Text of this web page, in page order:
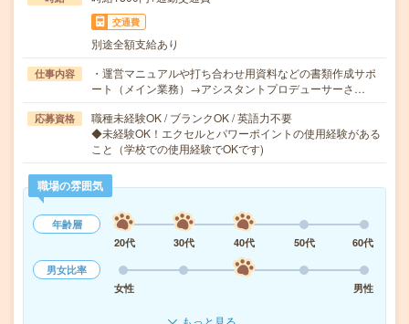
交通費
別途全額支給あり
仕事内容
・運営マニュアルや打ち合わせ用資料などの書類作成サポ
ート（メイン業務）→アシスタントプロデューサーさ…
応募資格
職種未経験OK / ブランクOK / 英語力不要
◆未経験OK！エクセルとパワーポイントの使用経験がある
こと（学校での使用経験でOKです)
職場の雰囲気
年齢層
20代
30代 40代 50代
60代
男女比率
女性
男性
もっと見る